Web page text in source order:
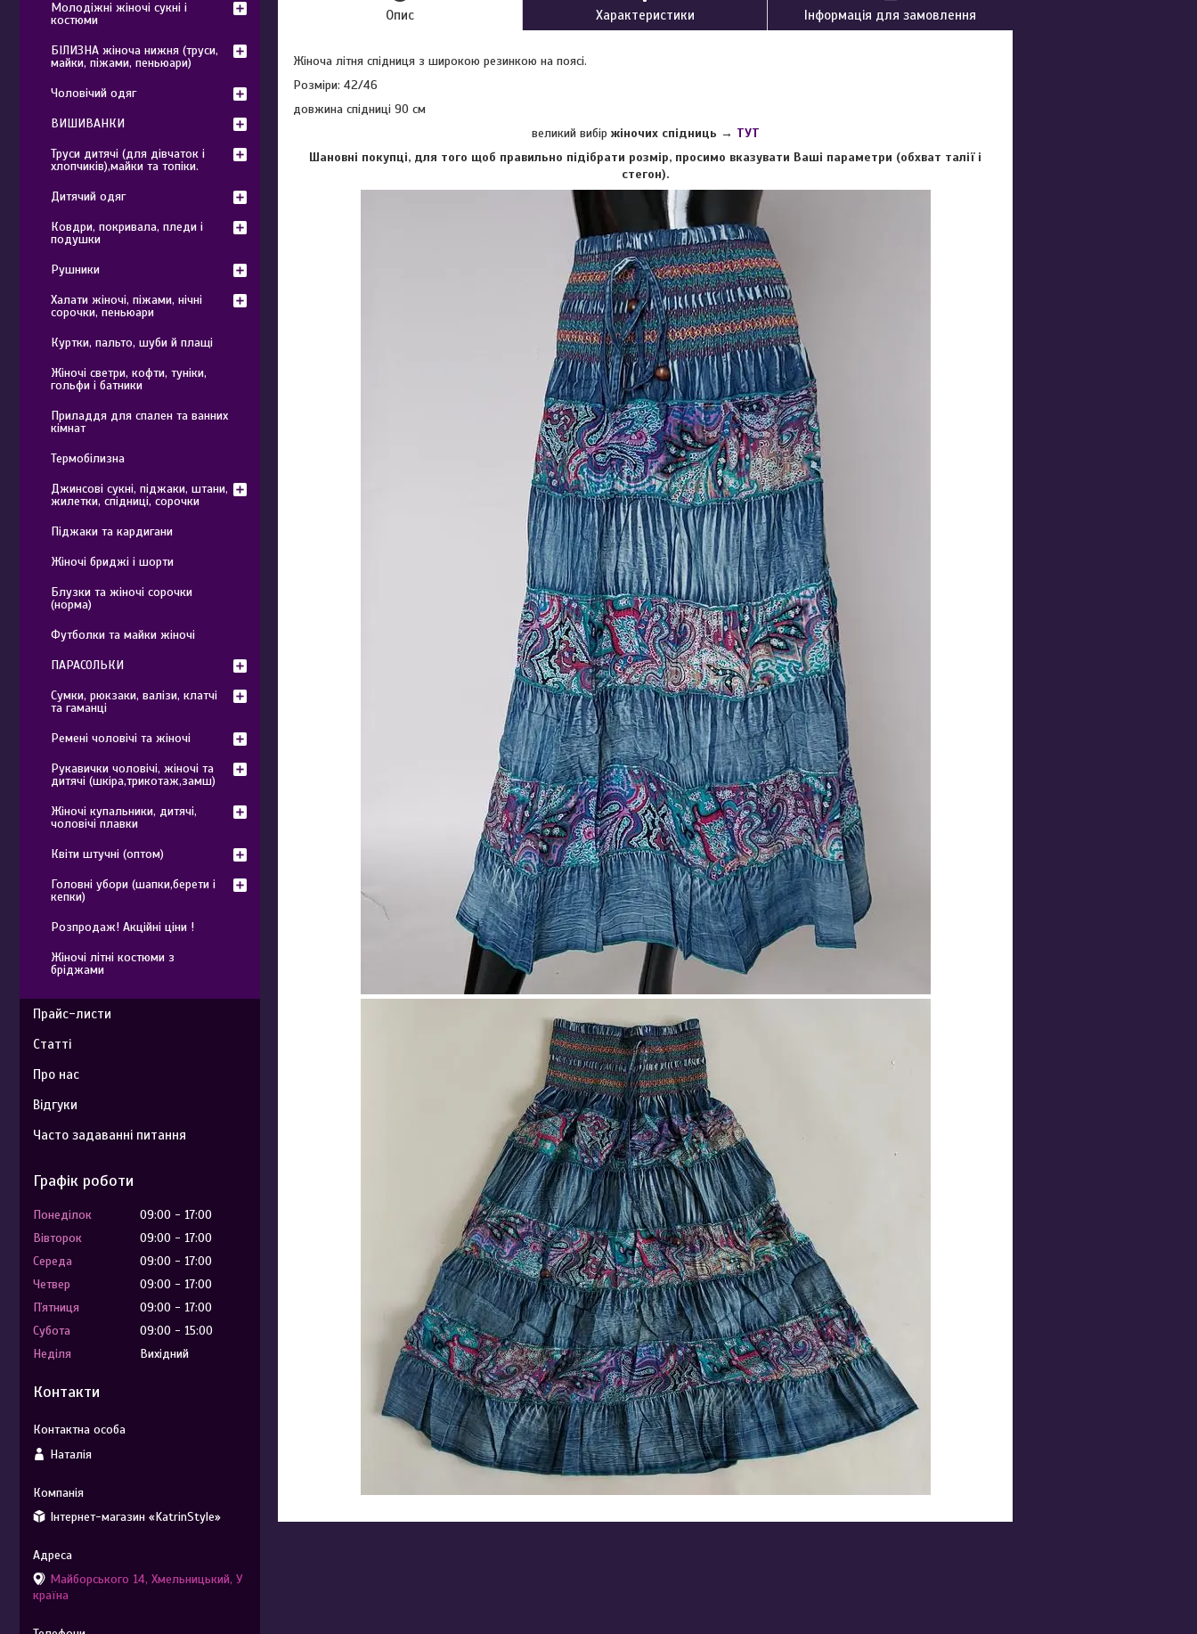
Опис Характеристики Інформація для замовлення
Жіноча літня спідниця з широкою резинкою на поясі.
Розміри: 42/46
довжина спідниці 90 см
великий вибір жіночих спідниць → ТУТ
Шановні покупці, для того щоб правильно підібрати розмір, просимо вказувати Ваші параметри (обхват талії і
стегон).
Молодіжні жіночі сукні і
костюми
БІЛИЗНА жіноча нижня (труси,
майки, піжами, пеньюари)
Чоловічий одяг
ВИШИВАНКИ
Труси дитячі (для дівчаток і
хлопчиків),майки та топіки.
Дитячий одяг
Ковдри, покривала, пледи і
подушки
Рушники
Халати жіночі, піжами, нічні
сорочки, пеньюари
Куртки, пальто, шуби й плащі
Жіночі светри, кофти, туніки,
гольфи і батники
Приладдя для спален та ванних
кімнат
Термобілизна
Джинсові сукні, піджаки, штани,
жилетки, спідниці, сорочки
Піджаки та кардигани
Жіночі бриджі і шорти
Блузки та жіночі сорочки
(норма)
Футболки та майки жіночі
ПАРАСОЛЬКИ
Сумки, рюкзаки, валізи, клатчі
та гаманці
Ремені чоловічі та жіночі
Рукавички чоловічі, жіночі та
дитячі (шкіра,трикотаж,замш)
Жіночі купальники, дитячі,
чоловічі плавки
Квіти штучні (оптом)
Головні убори (шапки,берети і
кепки)
Розпродаж! Акційні ціни !
Жіночі літні костюми з
бріджами
Прайс-листи
Статті
Про нас
Відгуки
Часто задаванні питання
Графік роботи
Понеділок 09:00
17:00
Вівторок
09:00
17:00
Середа
09:00
17:00
Четвер
09:00
17:00
Пʼятниця
09:00
17:00
Субота
09:00
15:00
Неділя
Вихідний
Контакти
Наталія
Інтернет-магазин «KatrinStyle»
Майборського 14, Хмельницький, У
країна